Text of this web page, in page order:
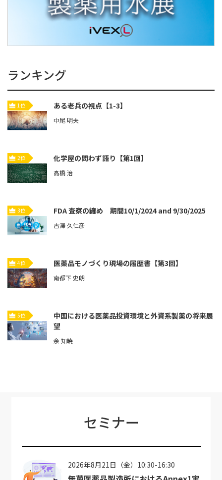
ランキング
1位 ある老兵の視点【1-3】
中尾 明夫
2位 化学屋の問わず語り【第1回】
高橋 治
3位 FDA 査察の纏め 期間10/1/2024 and 9/30/2025
古澤 久仁彦
4位 医薬品モノづくり現場の履歴書【第3回】
南都下 史朗
5位
中国における医薬品投資環境と外資系製薬の将来展
望
余 知暁
セミナー
2026年8月21日（金）10:30-16:30